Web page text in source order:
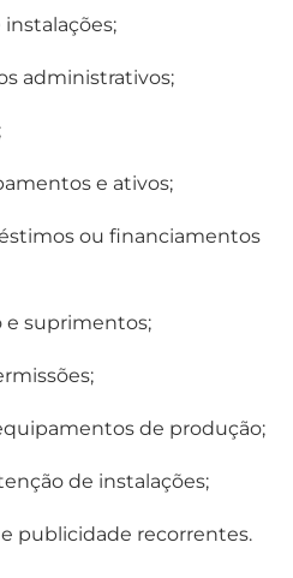
administrativos;
e ativos;
ou financiamentos
e suprimentos;
de produção;
de instalações;
publicidade recorrentes.